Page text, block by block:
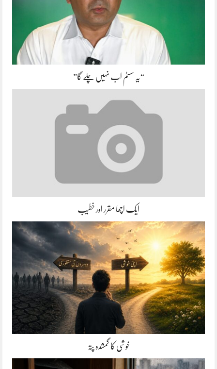
“یہ سسٹم اب نہیں چلے گا”
ایک اچھا مقرر اور خطیب
خوشی کا گمشدہ پتہ